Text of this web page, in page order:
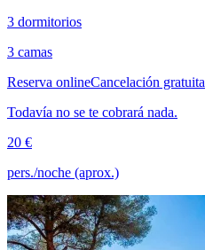
3 dormitorios
3 camas
Reserva onlineCancelación gratuita
Todavía no se te cobrará nada.
20 €
pers./noche (aprox.)